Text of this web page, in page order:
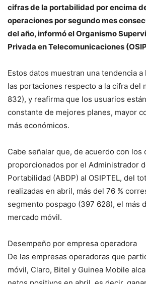
cifras de la portabilidad por encima
operaciones por segundo mes
del año, informó el Organismo
Privada en Telecomunicaciones
Estos datos muestran una tendencia
las portaciones respecto a la cifra del
832), y reafirma que los usuarios
constante de mejores planes, mayor
más económicos.
Cabe señalar que, de acuerdo con los
proporcionados por el Administrador
Portabilidad (ABDP) al OSIPTEL, del
realizadas en abril, más del 76 %
segmento pospago (397 628), el más
mercado móvil.
Desempeño por empresa operadora
De las empresas operadoras que
móvil, Claro, Bitel y Guinea Mobile